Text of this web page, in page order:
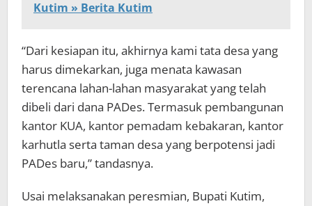
Kutim » Berita Kutim
“Dari kesiapan itu, akhirnya kami tata desa yang
harus dimekarkan, juga menata kawasan
terencana lahan-lahan masyarakat yang telah
dibeli dari dana PADes. Termasuk pembangunan
kantor KUA, kantor pemadam kebakaran, kantor
karhutla serta taman desa yang berpotensi jadi
PADes baru,” tandasnya.
Usai melaksanakan peresmian, Bupati Kutim,